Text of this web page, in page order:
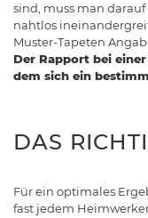
sind, muss man
nahtlos
Muster-Tapeten
Der Rapport bei
dem sich ein
DAS
Für ein optimales
fast jedem